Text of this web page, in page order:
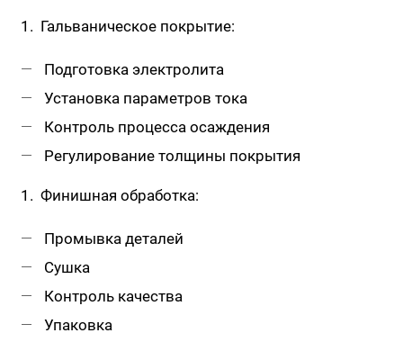
Гальваническое покрытие:
Подготовка электролита
Установка параметров тока
Контроль процесса осаждения
Регулирование толщины покрытия
Финишная обработка:
Промывка деталей
Сушка
Контроль качества
Упаковка